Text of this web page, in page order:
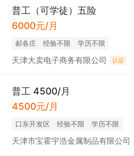
普工（可学徒）五险
6000元/月
郝各庄 经验不限 学历不限
天津大卖电子商务有限公司 认证
普工 4500/月
4500元/月
口东开发区 经验不限 学历不限
天津市宝霍宇浩金属制品有限公司